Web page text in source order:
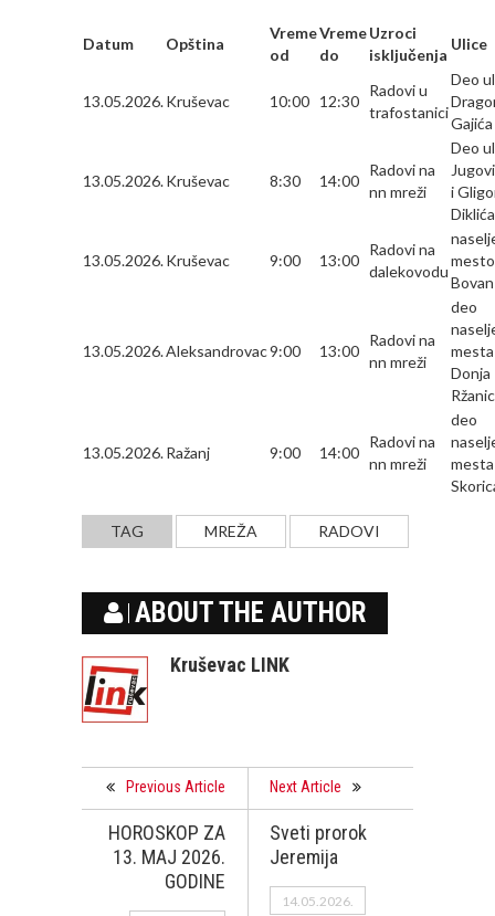
Datum Opština
Vreme
od
Vreme
do
Uzroci
isključenja
Ulice
13.05.2026.Kruševac 10:00 12:30
Radovi u
trafostanici
Deo
Gajića
13.05.2026.Kruševac 8:30 14:00
Radovi na
nn mreži
Deo
i
Diklića
13.05.2026.Kruševac 9:00 13:00
Radovi na
dalekovodu
mesto
Bovan
13.05.2026.Aleksandrovac9:00 13:00
Radovi na
nn mreži
deo
mesta
Donja
13.05.2026.Ražanj 9:00 14:00
Radovi na
nn mreži
deo
mesta
TAG MREŽA RADOVI
ABOUT THE AUTHOR
Kruševac LINK
Previous Article
HOROSKOP ZA
13. MAJ 2026.
GODINE
Next Article
Sveti prorok
Jeremija
14.05.2026.